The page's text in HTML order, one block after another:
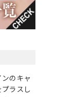
のキャ
ラスし